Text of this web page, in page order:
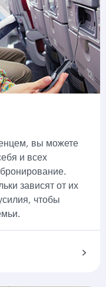
вы можете
и всех
зависят от их
чтобы